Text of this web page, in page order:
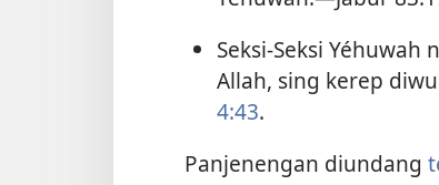
Seksi-Seksi
Allah, sing kerep
4:43.
Panjenengan diundang